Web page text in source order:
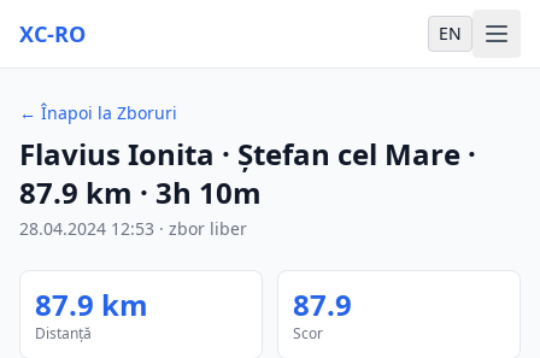
XC-RO EN
← Înapoi la Zboruri
Flavius Ionita · Ștefan cel Mare ·
87.9 km · 3h 10m
28.04.2024 12:53 · zbor liber
87.9 km
Distanță
87.9
Scor